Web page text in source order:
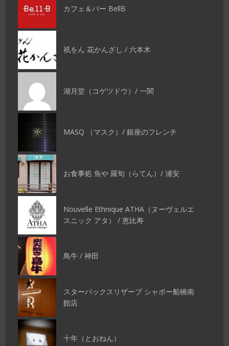
カフェ＆バー BellB
祇をん 花かんざし / 六本木
湖月堂（コゲツドウ）/ 一関
MASQ （マスク）/ 銀座のフレンチ
お食事処 魚や 羅旬（らてん）/ 浦安
Nouvelle Ethnique ATHA（ヌーヴェルエ
スニック アタ） / 恵比寿
鳥牛 / 神田
スターバックスリザーブ シャポー船橋南
館店
十年（とおねん）